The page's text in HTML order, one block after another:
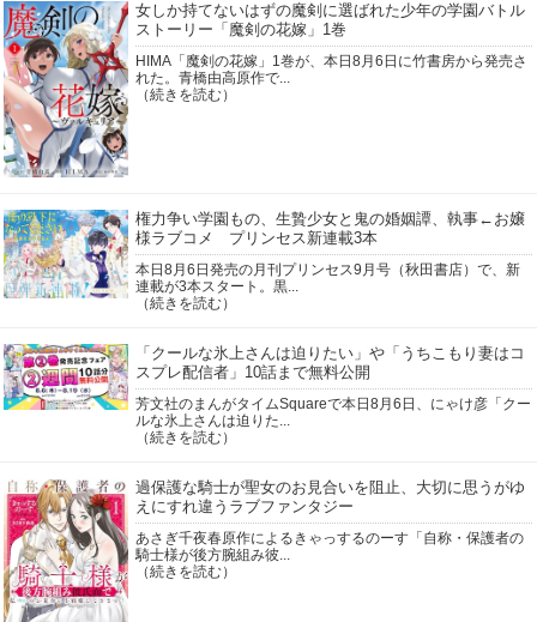
女しか持てないはずの魔剣に選ばれた少年の学園バトル
ストーリー「魔剣の花嫁」1巻
HIMA「魔剣の花嫁」1巻が、本日8月6日に竹書房から発売さ
れた。青橋由高原作で...
（続きを読む）
権力争い学園もの、生贄少女と鬼の婚姻譚、執事←お嬢
様ラブコメ プリンセス新連載3本
本日8月6日発売の月刊プリンセス9月号（秋田書店）で、新
連載が3本スタート。黒...
（続きを読む）
「クールな氷上さんは迫りたい」や「うちこもり妻はコ
スプレ配信者」10話まで無料公開
芳文社のまんがタイムSquareで本日8月6日、にゃけ彦「クー
ルな氷上さんは迫りた...
（続きを読む）
過保護な騎士が聖女のお見合いを阻止、大切に思うがゆ
えにすれ違うラブファンタジー
あさぎ千夜春原作によるきゃっするのーす「自称・保護者の
騎士様が後方腕組み彼...
（続きを読む）